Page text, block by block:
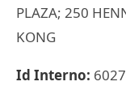
PLAZA; 250
KONG
Id Interno: